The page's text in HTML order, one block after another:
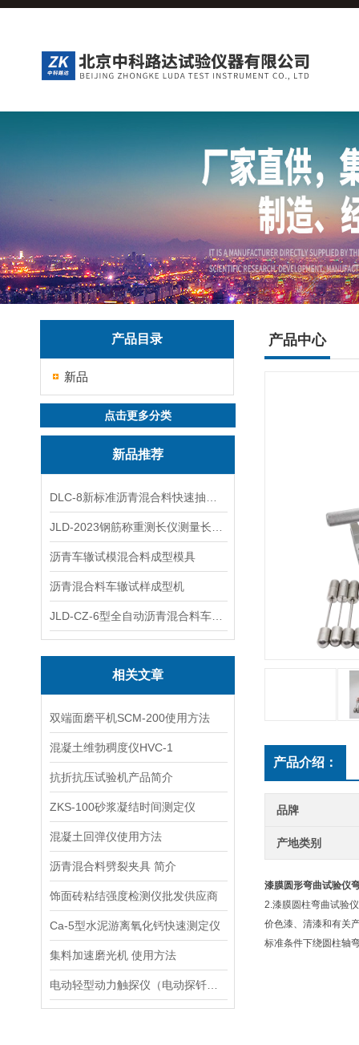
产品目录
新品
点击更多分类
新品推荐
沥青车辙试模混合料成型模具
沥青混合料车辙试样成型机
相关文章
双端面磨平机SCM-200使用方法
混凝土维勃稠度仪HVC-1
抗折抗压试验机产品简介
ZKS-100砂浆凝结时间测定仪
混凝土回弹仪使用方法
沥青混合料劈裂夹具 简介
饰面砖粘结强度检测仪批发供应商
Ca-5型水泥游离氧化钙快速测定仪
集料加速磨光机 使用方法
产品中心
产品介绍：
品牌
产地类别
漆膜圆形弯曲试验仪
2.漆膜圆柱弯曲试验
价色漆、清漆和有关
标准条件下绕圆柱轴